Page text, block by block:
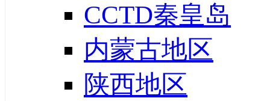
CCTD秦皇岛
内蒙古地区
陕西地区